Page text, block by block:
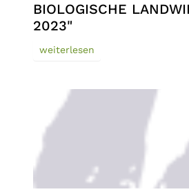
BIOLOGISCHE
2023"
weiterlesen